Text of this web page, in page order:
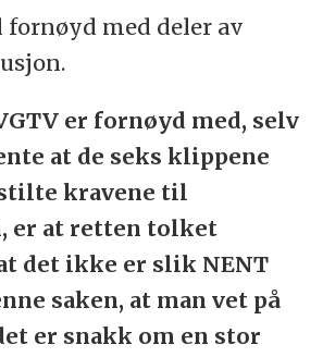
fornøyd med deler av
er fornøyd med, selv
at de seks klippene
kravene til
er at retten tolket
det ikke er slik NENT
saken, at man vet på
er snakk om en stor